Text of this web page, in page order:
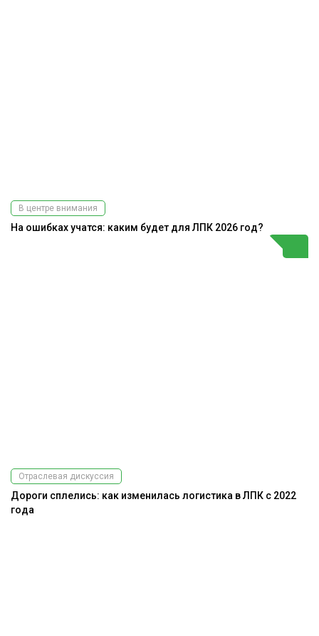
В центре внимания
На ошибках учатся: каким будет для ЛПК 2026 год?
Отраслевая дискуссия
Дороги сплелись: как изменилась логистика в ЛПК с 2022
года